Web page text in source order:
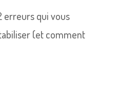
erreurs qui vous
(et comment